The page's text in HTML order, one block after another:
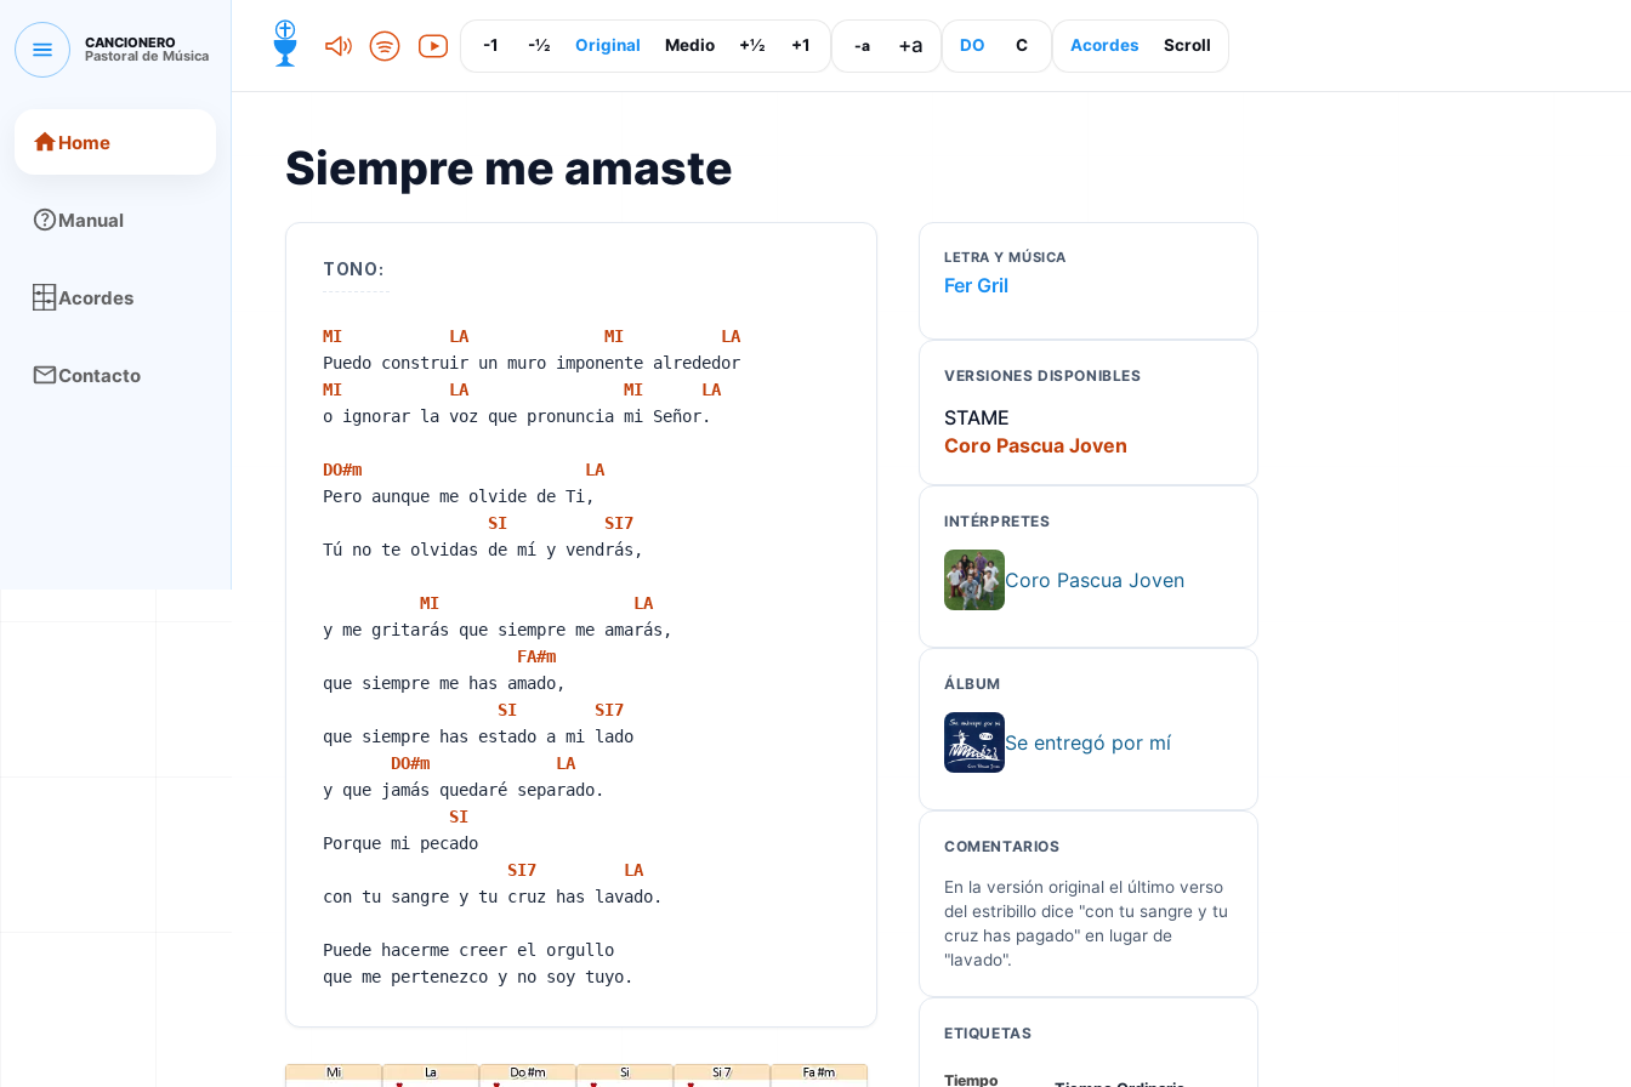
CANCIONERO
Pastoral de Música
CANCIONERO Pastoral de Música
Home
Manual
Acordes
Contacto
-1 -½ Original Medio +½ +1 -a +a DO C Acordes Scroll
Siempre me amaste
TONO:
MI LA MI
LA
Puedo construir un muro imponente alrededor
MI
LA MI
LA
o ignorar la voz que pronuncia mi Señor.
DO#m
LA
Pero aunque me olvide de Ti,
SI
SI7
Tú no te olvidas de mí y vendrás,
MI
LA
y me gritarás que siempre me amarás,
FA#m
que siempre me has amado,
SI
SI7
que siempre has estado a mi lado
DO#m
LA
y que jamás quedaré separado.
SI
Porque mi pecado
SI7
LA
con tu sangre y tu cruz has lavado.
Puede hacerme creer el orgullo
que me pertenezco y no soy tuyo.
LETRA Y MÚSICA
Fer Gril
VERSIONES DISPONIBLES
STAME
Coro Pascua Joven
INTÉRPRETES
Coro Pascua Joven
ÁLBUM
Se entregó por mí
COMENTARIOS
En la versión original el último verso
del estribillo dice "con tu sangre y tu
cruz has pagado" en lugar de
"lavado".
ETIQUETAS
Tiempo